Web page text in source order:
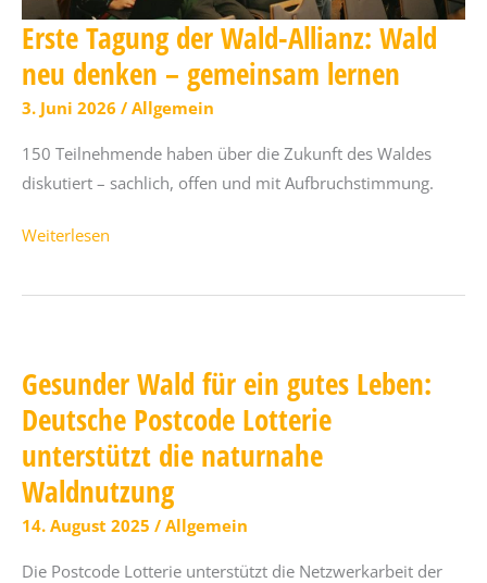
Erste Tagung der Wald-Allianz: Wald
neu denken – gemeinsam lernen
3. Juni 2026 / Allgemein
150 Teilnehmende haben über die Zukunft des Waldes
diskutiert – sachlich, offen und mit Aufbruchstimmung.
Erste
der
Wald
neu
–
gemeinsam
lernen
Weiterlesen
Gesunder Wald für ein gutes Leben:
Deutsche Postcode Lotterie
unterstützt die naturnahe
Waldnutzung
14. August 2025 / Allgemein
Die Postcode Lotterie unterstützt die Netzwerkarbeit der